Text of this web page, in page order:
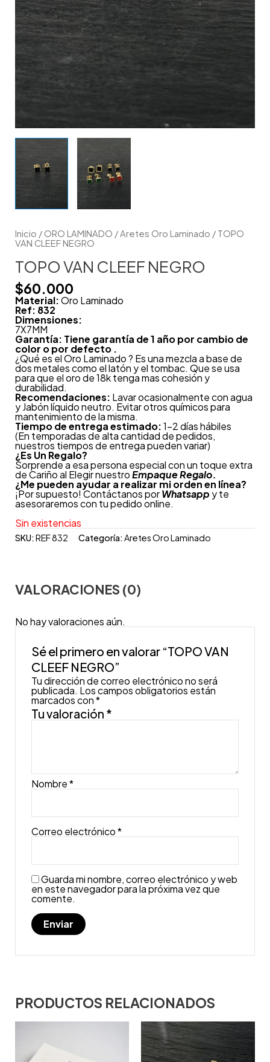
Inicio / ORO LAMINADO /Aretes Oro Laminado / TOPO
VAN CLEEF NEGRO
TOPO VAN CLEEF NEGRO
$60.000
Material:Oro Laminado
Ref: 832
Dimensiones:
7X7MM
Garantía: Tiene garantía de 1 año por cambio de
color o por defecto .
¿Qué es el Oro Laminado ? Es una mezcla a base de
dos metales como el latón y el tombac. Que se usa
para que el oro de 18k tenga mas cohesión y
durabilidad.
Recomendaciones: Lavar ocasionalmente con agua
y Jabón líquido neutro. Evitar otros químicos para
mantenimiento de la misma.
Tiempo de entrega estimado:1-2 días hábiles
(En temporadas de alta cantidad de pedidos,
nuestros tiempos de entrega pueden variar)
¿Es Un Regalo?
Sorprende a esa persona especial con un toque extra
de Cariño al Elegir nuestroEmpaque Regalo.
¿Me pueden ayudar a realizar mi orden en línea?
¡Por supuesto! Contáctanos porWhatsapp y te
asesoraremos con tu pedido online.
Sin existencias
SKU:REF 832 Categoría:Aretes Oro Laminado
VALORACIONES (0)
No hay valoraciones aún.
Sé el primero en valorar “TOPO VAN
CLEEF NEGRO”
Tu dirección de correo electrónico no será
publicada. Los campos obligatorios están
marcados con*
Tu valoración *
Nombre*
Correo electrónico*
Guarda mi nombre, correo electrónico y web
en este navegador para la próxima vez que
comente.
PRODUCTOS RELACIONADOS